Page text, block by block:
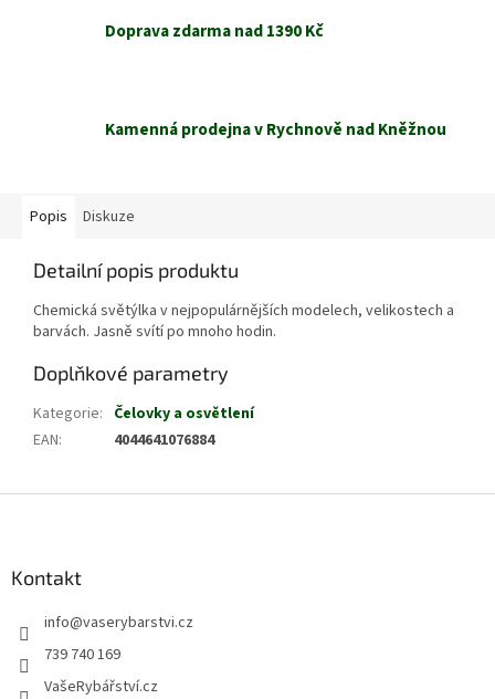
Doprava zdarma nad 1390 Kč
Kamenná prodejna v Rychnově nad Kněžnou
Popis Diskuze
Detailní popis produktu
Chemická světýlka v nejpopulárnějších modelech, velikostech a
barvách. Jasně svítí po mnoho hodin.
Doplňkové parametry
Kategorie: Čelovky a osvětlení
EAN: 4044641076884
Kontakt
info@vaserybarstvi.cz
739 740 169
VašeRybářství.cz